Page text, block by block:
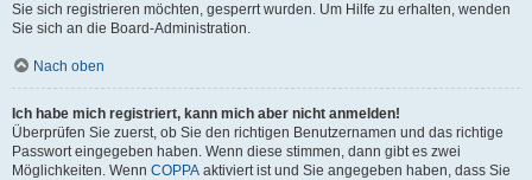
Sie sich registrieren möchten, gesperrt wurden. Um Hilfe zu erhalten, wenden
Sie sich an die Board-Administration.
Nach oben
Ich habe mich registriert, kann mich aber nicht anmelden!
Überprüfen Sie zuerst, ob Sie den richtigen Benutzernamen und das richtige
Passwort eingegeben haben. Wenn diese stimmen, dann gibt es zwei
Möglichkeiten. Wenn COPPA aktiviert ist und Sie angegeben haben, dass Sie